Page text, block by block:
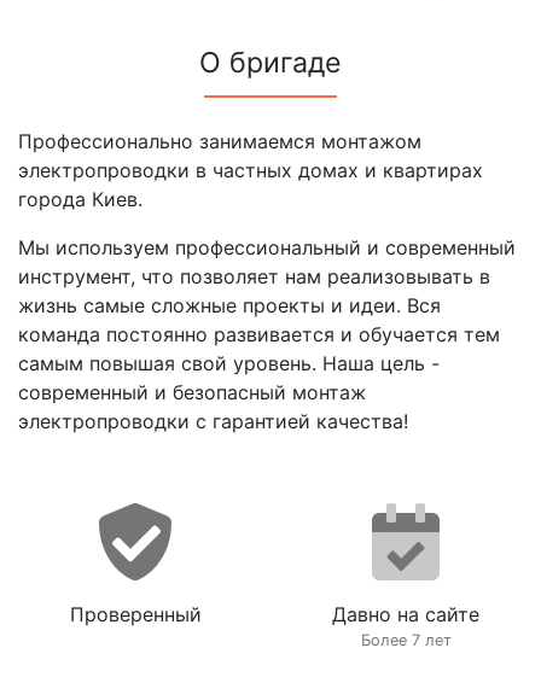
О бригаде
Профессионально занимаемся монтажом
электропроводки в частных домах и квартирах
города Киев.
Мы используем профессиональный и современный
инструмент, что позволяет нам реализовывать в
жизнь самые сложные проекты и идеи. Вся
команда постоянно развивается и обучается тем
самым повышая свой уровень. Наша цель -
современный и безопасный монтаж
электропроводки с гарантией качества!
Проверенный Давно на сайте
Более 7 лет